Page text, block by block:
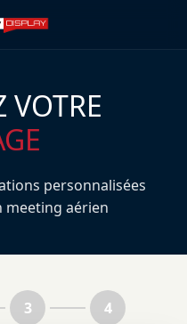
VOTRE
personnalisées
aérien
3 4